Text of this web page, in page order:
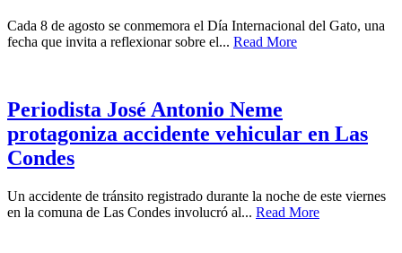
Cada 8 de agosto se conmemora el Día Internacional del Gato, una
fecha que invita a reflexionar sobre el... Read More
Periodista José Antonio Neme
protagoniza accidente vehicular en Las
Condes
Un accidente de tránsito registrado durante la noche de este viernes
en la comuna de Las Condes involucró al... Read More